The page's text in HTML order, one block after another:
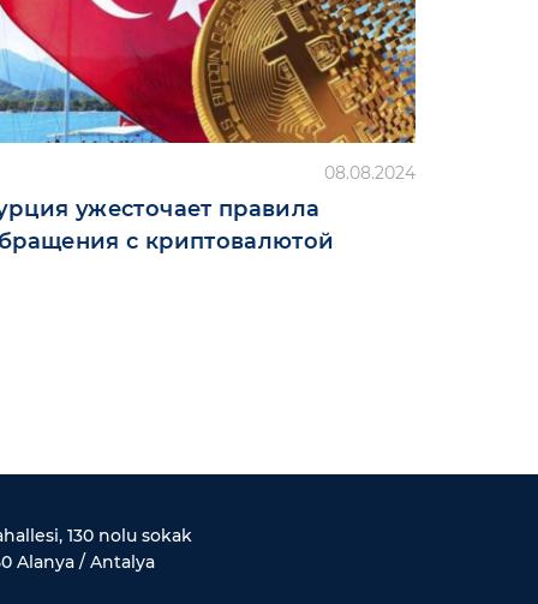
08.08.2024
ужесточает правила
с криптовалютой
130 nolu sokak
Alanya / Antalya